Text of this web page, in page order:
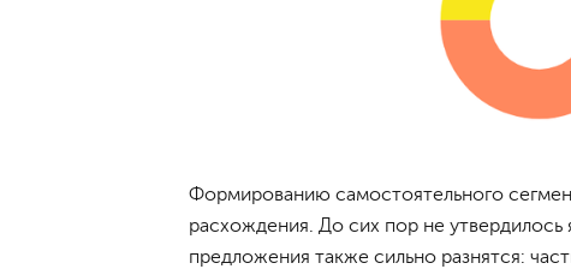
Формированию самостоятельного
расхождения. До сих пор не
предложения также сильно разнятся: